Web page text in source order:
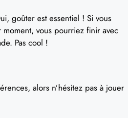
goûter est essentiel ! Si vous
vous pourriez finir avec
Pas cool !
alors n’hésitez pas à jouer